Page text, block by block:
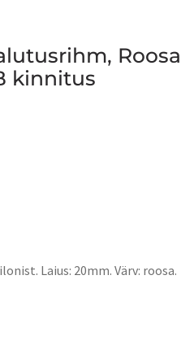
Roosa
kinnitus
Laius: 20mm. Värv: roosa.